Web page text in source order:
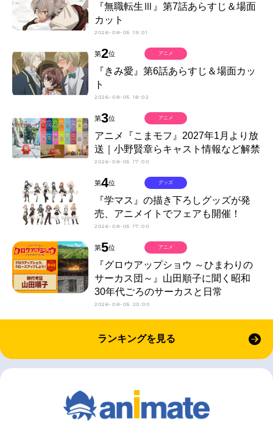
『無職転生Ⅲ』第7話あらすじ＆場面
カット
2026-08-05 19:01
第2位
『きみ愛』第6話あらすじ＆場面カッ
ト
2026-08-05 18:02
アニメ
第3位
アニメ『こまモフ』2027年1月より放
送｜小野賢章らキャスト情報など解禁
2026-08-05 17:00
アニメ
第4位
『学マス』の描き下ろしグッズが発
売、アニメイトでフェアも開催！
2026-08-05 17:00
グッズ
第5位
『グロウアップショウ ～ひまわりの
サーカス団～』山田順子に聞く昭和
30年代ごろのサーカスと日常
2026-08-05 20:00
アニメ
ランキングを見る